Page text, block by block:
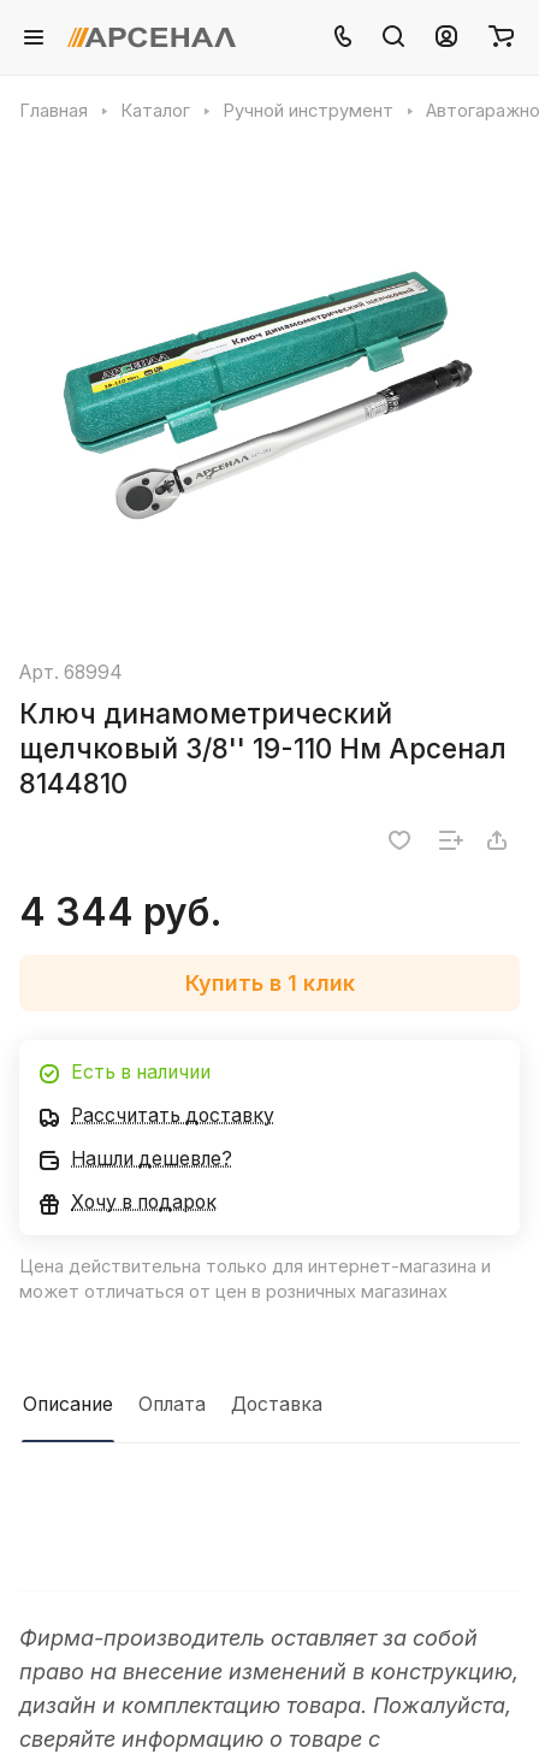
Главная Каталог Ручной инструмент
Арт. 68994
Ключ динамометрический
щелчковый 3/8'' 19-110 Нм Арсенал
8144810
4 344 руб.
Купить в 1 клик
Есть в наличии
Рассчитать доставку
Нашли дешевле?
Хочу в подарок
Цена действительна только для интернет-магазина и
может отличаться от цен в розничных магазинах
Описание Оплата Доставка
Фирма-производитель оставляет за собой
право на внесение изменений в конструкцию,
дизайн и комплектацию товара. Пожалуйста,
сверяйте информацию о товаре с